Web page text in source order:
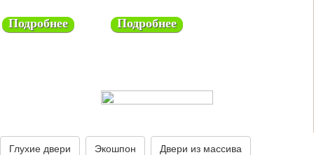
Подробнее Подробнее
Глухие двери Экошпон Двери из массива